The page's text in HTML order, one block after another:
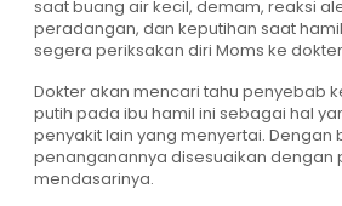
saat buang air kecil, demam, reaksi
peradangan, dan keputihan saat
segera periksakan diri Moms ke
Dokter akan mencari tahu penyebab
putih pada ibu hamil ini sebagai hal
penyakit lain yang menyertai. Dengan
penanganannya disesuaikan dengan
mendasarinya.